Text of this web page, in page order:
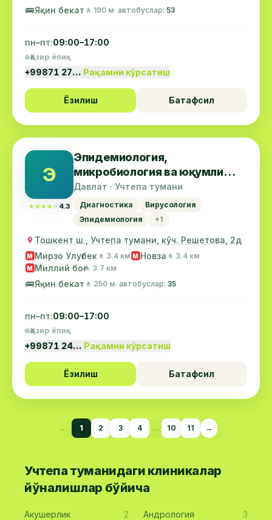
&қуот;ОҚТЕПА ЛАВАШ&қуот;...
🚌Яқин бекат 🚶 190 м· автобуслар: 53
пн–пт:09:00–17:00
Ҳозир ёпиқ
+99871 27… Рақамни кўрсатиш
Ёзилиш Батафсил
Э
★★★★★
★★★★★ 4.3
Эпидемиология,
микробиология ва юқумли
касалликлар илмий-тадқиқот
институти клиникаси
Давлат · Учтепа тумани
Диагностика
Вирусология
Эпидемиология
+1
Тошкент ш., Учтепа тумани, кўч. Решетова, 2д
М Мирзо Улуғбек 🚶 3.4 км М Новза 🚶 3.4 км
М Миллий боғ🚶 3.7 км
🚌Яқин бекат 🚶 250 м· автобуслар: 35
пн–пт:09:00–17:00
Ҳозир ёпиқ
+99871 24… Рақамни кўрсатиш
Ёзилиш Батафсил
← 1 2 3 4 … 10 11 →
Учтепа туманидаги клиникалар
йўналишлар бўйича
Акушерлик 2 Андрология 3